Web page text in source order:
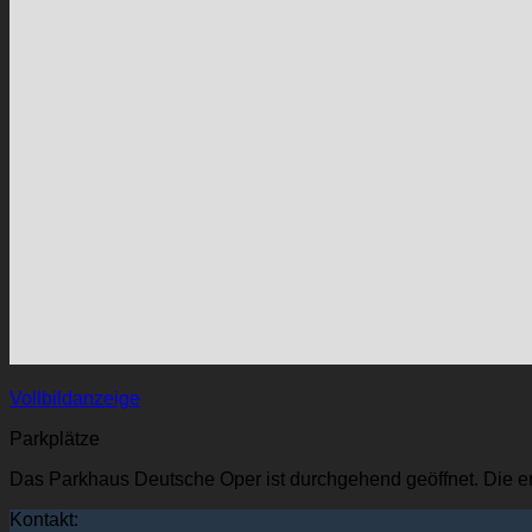
Vollbildanzeige
Parkplätze
Das Parkhaus Deutsche Oper ist durchgehend geöffnet. Die
Kontakt: